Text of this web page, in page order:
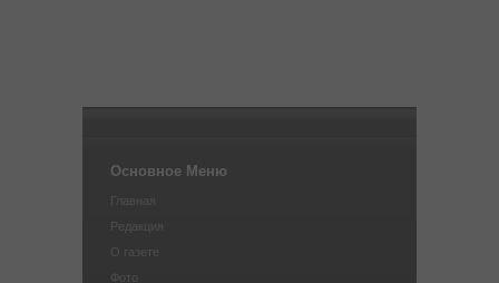
Основное Меню
Главная
Редакция
О газете
Фото